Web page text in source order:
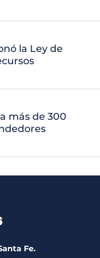
la Ley de
más de 300
Fe.